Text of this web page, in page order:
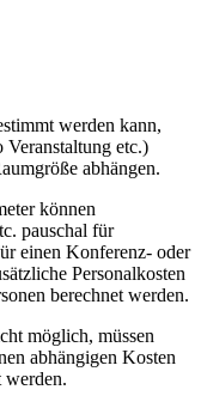
werden kann,
etc.)
abhängen.
können
pauschal für
einen Konferenz- oder
Personalkosten
berechnet werden.
möglich, müssen
abhängigen Kosten
werden.